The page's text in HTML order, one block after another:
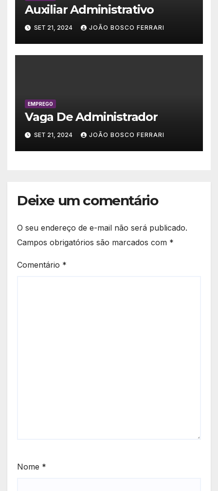
Auxiliar Administrativo
SET 21, 2024 JOÃO BOSCO FERRARI
EMPREGO
Vaga De Administrador
SET 21, 2024 JOÃO BOSCO FERRARI
Deixe um comentário
O seu endereço de e-mail não será publicado.
Campos obrigatórios são marcados com *
Comentário *
Nome *